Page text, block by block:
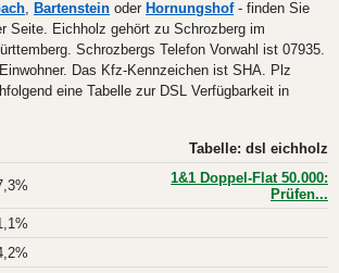
, Bartenstein oder Hornungshof- finden Sie
Seite. Eichholz gehört zu Schrozberg im
Schrozbergs Telefon Vorwahl ist 07935.
Das Kfz-Kennzeichen ist SHA. Plz
eine Tabelle zur DSL Verfügbarkeit in
Tabelle: dsl eichholz
1&1 Doppel-Flat 50.000:
Prüfen...